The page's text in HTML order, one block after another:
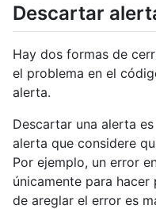
Descartar
Hay dos formas de
el problema en el
alerta.
Descartar una alerta
alerta que considere
Por ejemplo, un error
únicamente para
de areglar el error es